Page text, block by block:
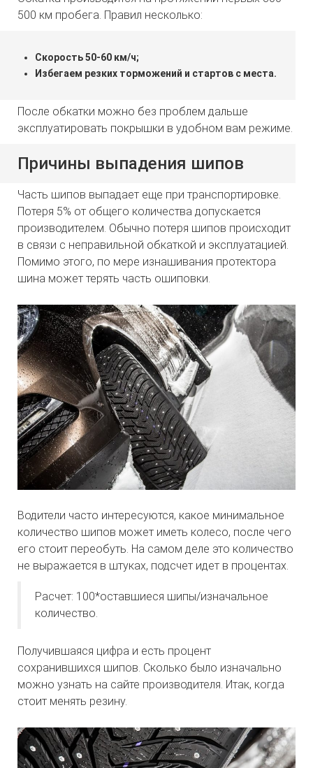
500 км пробега. Правил несколько:
Скорость 50-60 км/ч;
Избегаем резких торможений и стартов с места.
После обкатки можно без проблем дальше
эксплуатировать покрышки в удобном вам режиме.
Причины выпадения шипов
Часть шипов выпадает еще при транспортировке.
Потеря 5% от общего количества допускается
производителем. Обычно потеря шипов происходит
в связи с неправильной обкаткой и эксплуатацией.
Помимо этого, по мере изнашивания протектора
шина может терять часть ошиповки.
Водители часто интересуются, какое минимальное
количество шипов может иметь колесо, после чего
его стоит переобуть. На самом деле это количество
не выражается в штуках, подсчет идет в процентах.
Расчет: 100*оставшиеся шипы/изначальное
количество.
Получившаяся цифра и есть процент
сохранившихся шипов. Сколько было изначально
можно узнать на сайте производителя. Итак, когда
стоит менять резину.